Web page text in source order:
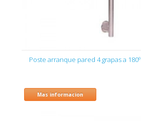
Poste arranque pared 4 grapas a 180º
Mas informacion